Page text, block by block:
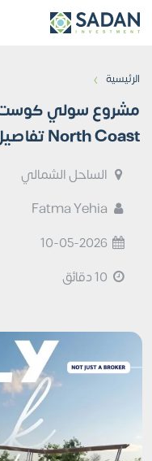
الرئيسية ›
North Coast تفاصيل وأسعار
الساحل الشمالي
10-05-2026